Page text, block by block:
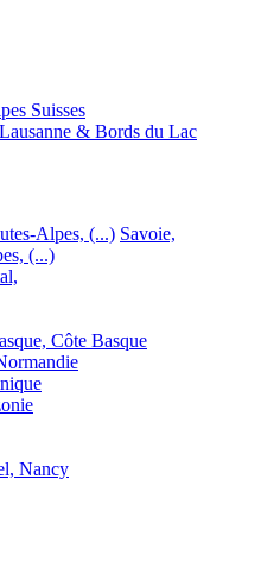
Suisses
Lausanne & Bords du Lac
Alpes, (...) Savoie,
(...)
Côte Basque
Nancy